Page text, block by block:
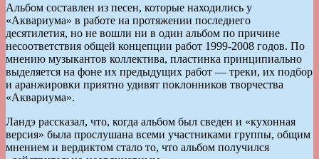
Альбом составлен из песен, которые находились у
«Аквариума» в работе на протяжении последнего
десятилетия, но не вошли ни в один альбом по причине
несоответствия общей концепции работ 1999-2008 годов. По
мнению музыкантов коллектива, пластинка принципиально
выделяется на фоне их предыдущих работ — треки, их подбор
и аранжировки приятно удивят поклонников творчества
«Аквариума».
Ландэ рассказал, что, когда альбом был сведен и «кухонная
версия» была прослушана всеми участниками группы, общим
мнением и вердиктом стало то, что альбом получился